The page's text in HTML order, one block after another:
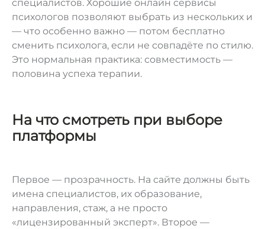
специалистов. Хорошие онлайн сервисы
психологов позволяют выбрать из нескольких и
— что особенно важно — потом бесплатно
сменить психолога, если не совпадёте по стилю.
Это нормальная практика: совместимость —
половина успеха терапии.
На что смотреть при выборе
платформы
Первое — прозрачность. На сайте должны быть
имена специалистов, их образование,
направления, стаж, а не просто
«лицензированный эксперт». Второе —